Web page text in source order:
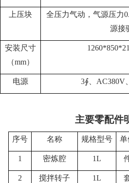
上压块 全压力气动，气源压力
源接
安装尺寸
（mm）
电源 3∮、AC380V
主要零配件
序号 名称 规格型号 单
1 密炼腔 1L
2 搅拌转子 1L